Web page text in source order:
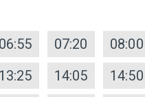
06:55 07:20 08:00
13:25 14:05 14:50